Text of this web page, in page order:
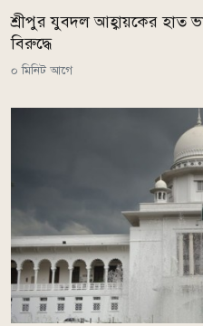
শ্রীপুর যুবদল আহ্বায়কের হাত
বিরুদ্ধে
০ মিনিট আগে